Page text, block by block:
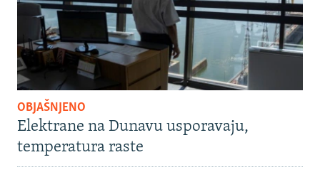
OBJAŠNJENO
Elektrane na Dunavu usporavaju,
temperatura raste